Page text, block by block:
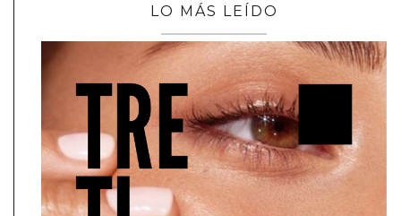
LO MÁS LEÍDO